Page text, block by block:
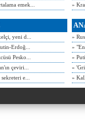
emek...
»
yeni d...
Erdoğ...
Pesko...
çeviri...
e...
»
»
»
»
»